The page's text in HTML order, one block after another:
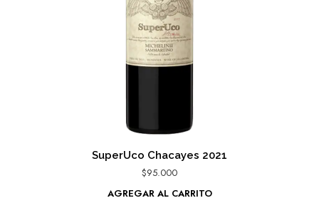
SuperUco Chacayes 2021
$95.000
AGREGAR AL CARRITO